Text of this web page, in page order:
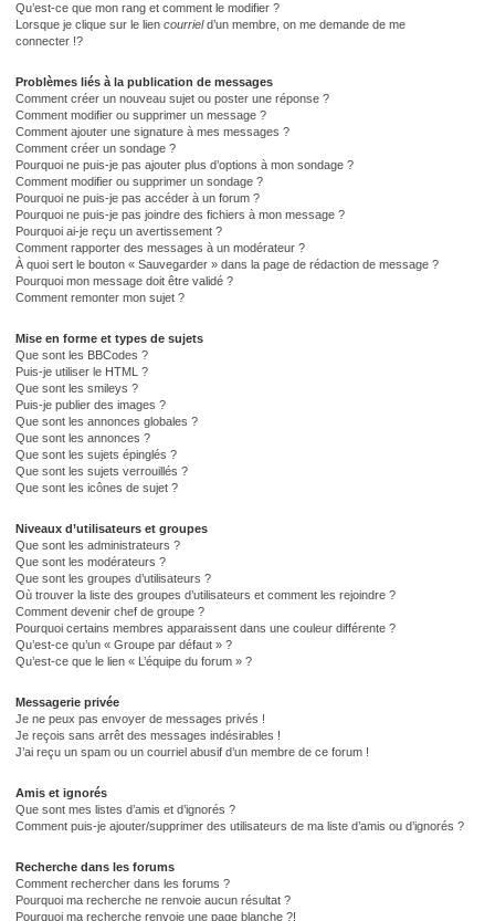
Qu’est-ce que mon rang et comment le modifier ?
Lorsque je clique sur le lien courrield’un membre, on me demande de me
connecter !?
Problèmes liés à la publication de messages
Comment créer un nouveau sujet ou poster une réponse ?
Comment modifier ou supprimer un message ?
Comment ajouter une signature à mes messages ?
Comment créer un sondage ?
Pourquoi ne puis-je pas ajouter plus d’options à mon sondage ?
Comment modifier ou supprimer un sondage ?
Pourquoi ne puis-je pas accéder à un forum ?
Pourquoi ne puis-je pas joindre des fichiers à mon message ?
Pourquoi ai-je reçu un avertissement ?
Comment rapporter des messages à un modérateur ?
À quoi sert le bouton « Sauvegarder » dans la page de rédaction de message ?
Pourquoi mon message doit être validé ?
Comment remonter mon sujet ?
Mise en forme et types de sujets
Que sont les BBCodes ?
Puis-je utiliser le HTML ?
Que sont les smileys ?
Puis-je publier des images ?
Que sont les annonces globales ?
Que sont les annonces ?
Que sont les sujets épinglés ?
Que sont les sujets verrouillés ?
Que sont les icônes de sujet ?
Niveaux d’utilisateurs et groupes
Que sont les administrateurs ?
Que sont les modérateurs ?
Que sont les groupes d’utilisateurs ?
Où trouver la liste des groupes d’utilisateurs et comment les rejoindre ?
Comment devenir chef de groupe ?
Pourquoi certains membres apparaissent dans une couleur différente ?
Qu’est-ce qu’un « Groupe par défaut » ?
Qu’est-ce que le lien « L’équipe du forum » ?
Messagerie privée
Je ne peux pas envoyer de messages privés !
Je reçois sans arrêt des messages indésirables !
J’ai reçu un spam ou un courriel abusif d’un membre de ce forum !
Amis et ignorés
Que sont mes listes d’amis et d’ignorés ?
Comment puis-je ajouter/supprimer des utilisateurs de ma liste d’amis ou d’ignorés ?
Recherche dans les forums
Comment rechercher dans les forums ?
Pourquoi ma recherche ne renvoie aucun résultat ?
Pourquoi ma recherche renvoie une page blanche ?!